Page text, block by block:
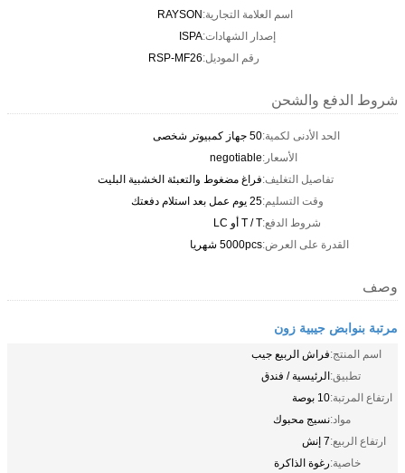
اسم العلامة التجارية:RAYSON
إصدار الشهادات:ISPA
رقم الموديل:RSP-MF26
شروط الدفع والشحن
الحد الأدنى لكمية:50 جهاز كمبيوتر شخصى
الأسعار:negotiable
تفاصيل التغليف:فراغ مضغوط والتعبئة الخشبية البليت
وقت التسليم:25 يوم عمل بعد استلام دفعتك
شروط الدفع:T / T أو LC
القدرة على العرض:5000pcs شهريا
وصف
مرتبة بنوابض جيبية زون
اسم المنتج:فراش الربيع جيب
تطبيق:الرئيسية / فندق
ارتفاع المرتبة:10 بوصة
مواد:نسيج محبوك
ارتفاع الربيع:7 إنش
خاصية:رغوة الذاكرة